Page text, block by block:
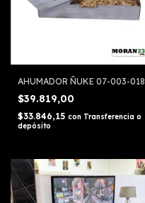
AHUMADOR ÑUKE 07-003-018
$39.819,00
$33.846,15 con Transferencia o
depósito